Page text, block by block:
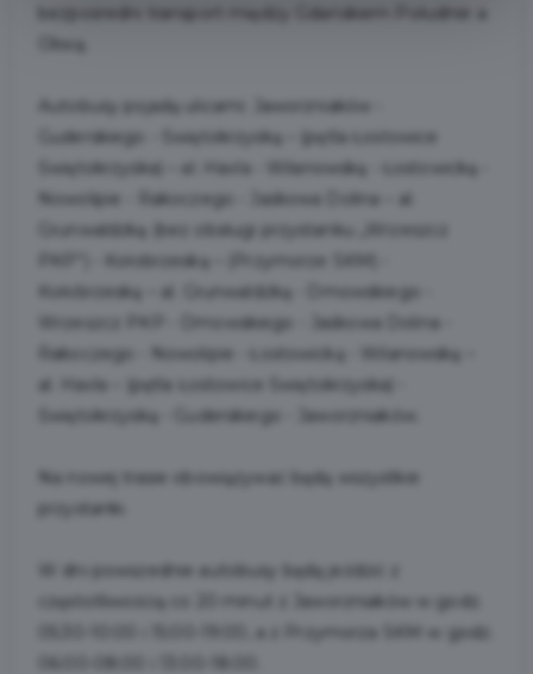
Autobusy pojadą ulicami: Jaworzniaków -
Guderskiego - Świętokrzyską – (pętla Łostowice
Świętokrzyska) – al. Havla - Wilanowską - Łostowicką -
Nowolipie - Rakoczego - Jaśkowa Dolina – al.
Grunwaldzką (bez obsługi przystanku „Wrzeszcz
PKP”) - Kołobrzeską – (Przymorze SKM) -
Kołobrzeską – al. Grunwaldzką - Dmowskiego -
Wrzeszcz PKP - Dmowskiego - Jaśkowa Dolina -
Rakoczego - Nowolipie - Łostowicką - Wilanowską –
al. Havla – (pętla Łostowice Świętokrzyska) -
Świętokrzyską - Guderskiego - Jaworzniaków.
Na nowej trasie obowiązywać będą wszystkie
przystanki.
W dni powszednie autobusy będą jeździć z
częstotliwością co 20 minut z Jaworzniaków w godz.
05:30-10:00 i 15:00-19:00, a z Przymorza SKM w godz.